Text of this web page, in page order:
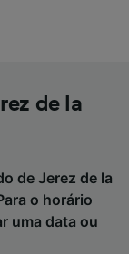
de la
de Jerez de la
o horário
uma data ou